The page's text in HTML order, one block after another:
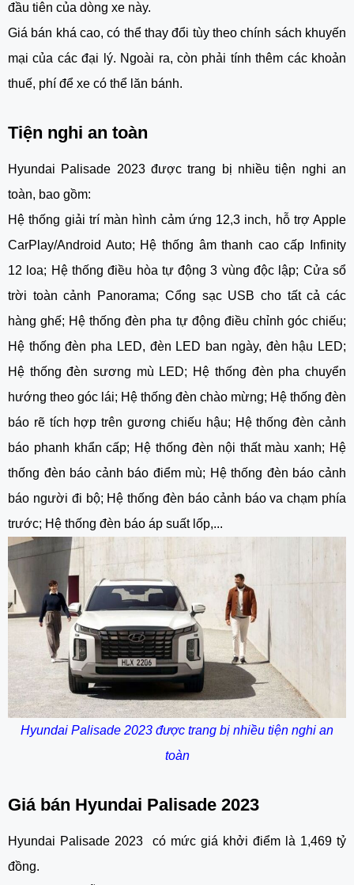
đầu tiên của dòng xe này.
Giá bán khá cao, có thể thay đổi tùy theo chính sách khuyến
mại của các đại lý. Ngoài ra, còn phải tính thêm các khoản
thuế, phí để xe có thể lăn bánh.
Tiện nghi an toàn
Hyundai Palisade 2023 được trang bị nhiều tiện nghi an
toàn, bao gồm:
Hệ thống giải trí màn hình cảm ứng 12,3 inch, hỗ trợ Apple
CarPlay/Android Auto; Hệ thống âm thanh cao cấp Infinity
12 loa; Hệ thống điều hòa tự động 3 vùng độc lập; Cửa sổ
trời toàn cảnh Panorama; Cổng sạc USB cho tất cả các
hàng ghế; Hệ thống đèn pha tự động điều chỉnh góc chiếu;
Hệ thống đèn pha LED, đèn LED ban ngày, đèn hậu LED;
Hệ thống đèn sương mù LED; Hệ thống đèn pha chuyển
hướng theo góc lái; Hệ thống đèn chào mừng; Hệ thống đèn
báo rẽ tích hợp trên gương chiếu hậu; Hệ thống đèn cảnh
báo phanh khẩn cấp; Hệ thống đèn nội thất màu xanh; Hệ
thống đèn báo cảnh báo điểm mù; Hệ thống đèn báo cảnh
báo người đi bộ; Hệ thống đèn báo cảnh báo va chạm phía
trước; Hệ thống đèn báo áp suất lốp,...
Hyundai Palisade 2023 được trang bị nhiều tiện nghi an
toàn
Giá bán Hyundai Palisade 2023
Hyundai Palisade 2023 có mức giá khởi điểm là 1,469 tỷ
đồng.